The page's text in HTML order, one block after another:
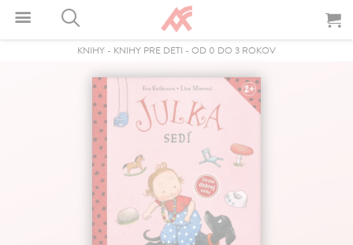
KNIHY - KNIHY PRE DETI - OD 0 DO 3 ROKOV